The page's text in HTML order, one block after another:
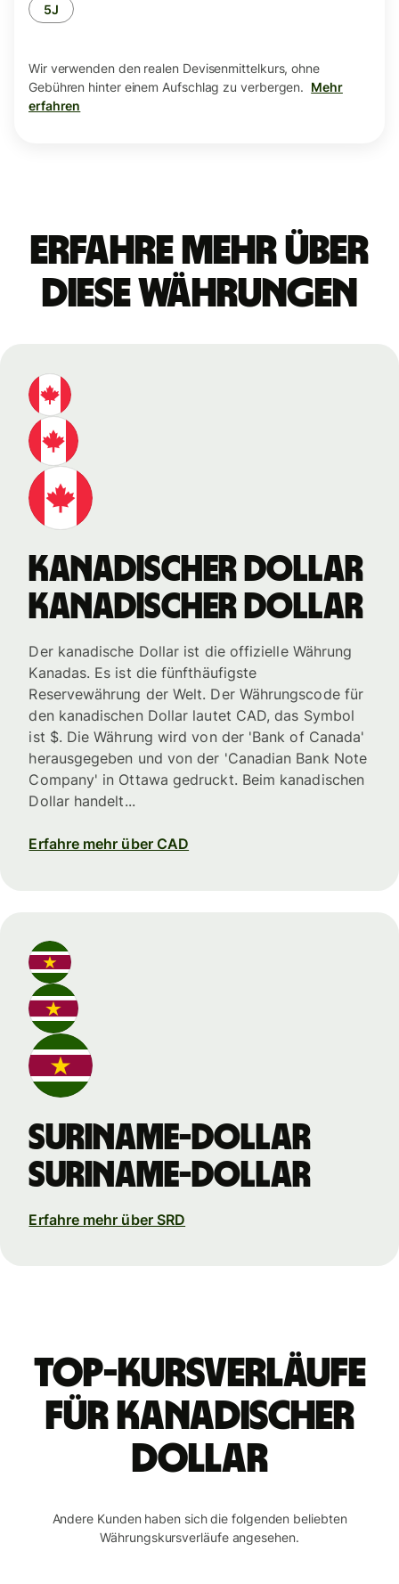
5J
Wir verwenden den realen Devisenmittelkurs, ohne
Gebühren hinter einem Aufschlag zu verbergen. Mehr
erfahren
Erfahre mehr über
diese Währungen
kanadischer Dollar
kanadischer Dollar
Der kanadische Dollar ist die offizielle Währung
Kanadas. Es ist die fünfthäufigste
Reservewährung der Welt. Der Währungscode für
den kanadischen Dollar lautet CAD, das Symbol
ist $. Die Währung wird von der 'Bank of Canada'
herausgegeben und von der 'Canadian Bank Note
Company' in Ottawa gedruckt. Beim kanadischen
Dollar handelt...
Erfahre mehr über CAD
Suriname-Dollar
Suriname-Dollar
Erfahre mehr über SRD
Top-Kursverläufe
für kanadischer
Dollar
Andere Kunden haben sich die folgenden beliebten
Währungskursverläufe angesehen.